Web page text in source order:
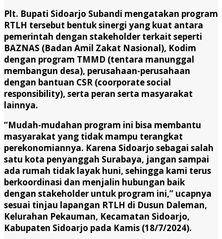
Plt. Bupati Sidoarjo Subandi mengatakan program
RTLH tersebut bentuk sinergi yang kuat antara
pemerintah dengan stakeholder terkait seperti
BAZNAS (Badan Amil Zakat Nasional), Kodim
dengan program TMMD (tentara manunggal
membangun desa), perusahaan-perusahaan
dengan bantuan CSR (coorporate social
responsibility), serta peran serta masyarakat
lainnya.
“Mudah-mudahan program ini bisa membantu
masyarakat yang tidak mampu terangkat
perekonomiannya. Karena Sidoarjo sebagai salah
satu kota penyanggah Surabaya, jangan sampai
ada rumah tidak layak huni, sehingga kami terus
berkoordinasi dan menjalin hubungan baik
dengan stakeholder untuk program ini,” ucapnya
sesuai tinjau lapangan RTLH di Dusun Daleman,
Kelurahan Pekauman, Kecamatan Sidoarjo,
Kabupaten Sidoarjo pada Kamis (18/7/2024).